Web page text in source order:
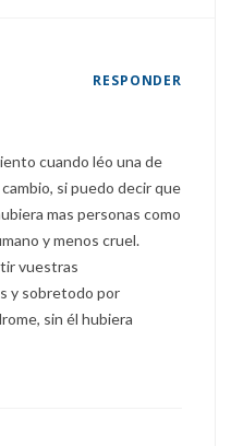
RESPONDER
cuando léo una de
si puedo decir que
mas personas como
y menos cruel.
vuestras
y sobretodo por
sin él hubiera